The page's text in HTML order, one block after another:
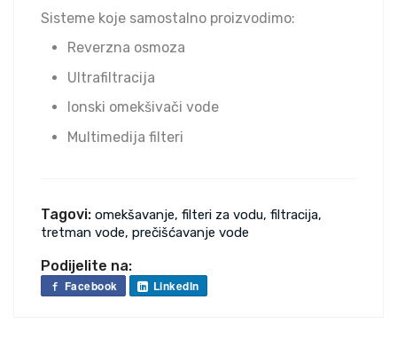
Sisteme koje samostalno proizvodimo:
Reverzna osmoza
Ultrafiltracija
Ionski omekšivači vode
Multimedija filteri
Tagovi: omekšavanje, filteri za vodu, filtracija,
tretman vode, prečišćavanje vode
Podijelite na:
Facebook LinkedIn